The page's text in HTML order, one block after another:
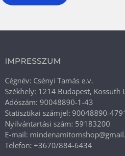
IMPRESSZUM
Cégnév: Csényi Tamás e.v.
Székhely: 1214 Budapest, Kossuth
Adószám: 90048890-1-43
Statisztikai számjel: 90048890-
Nyilvántartási szám: 59183200
E-mail:
Telefon: +3670/884-6434